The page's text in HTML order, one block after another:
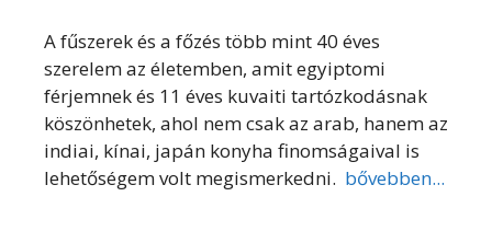
A fűszerek és a főzés több mint 40 éves
szerelem az életemben, amit egyiptomi
férjemnek és 11 éves kuvaiti tartózkodásnak
köszönhetek, ahol nem csak az arab, hanem az
indiai, kínai, japán konyha finomságaival is
lehetőségem volt megismerkedni. bővebben...